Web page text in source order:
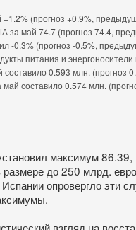
(прогноз +0.9%,
за май 74.7 (прогноз 74.4,
-0.3% (прогноз -0.5%,
питания и
0.593 млн.
составило 0.574 млн.
максимум
размере до 250 млрд.
опровергло
взгляд на